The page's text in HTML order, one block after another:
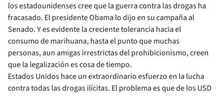
los estadounidenses cree que la guerra contra las drogas ha
fracasado. El presidente Obama lo dijo en su campaña al
Senado. Y es evidente la creciente tolerancia hacia el
consumo de marihuana, hasta el punto que muchas
personas, aun amigas irrestrictas del prohibicionismo, creen
que la legalización es cosa de tiempo.
Estados Unidos hace un extraordinario esfuerzo en la lucha
contra todas las drogas ilícitas. El problema es que de los USD